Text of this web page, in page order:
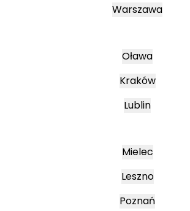
Warszawa
Oława
Kraków
Lublin
Mielec
Leszno
Poznań